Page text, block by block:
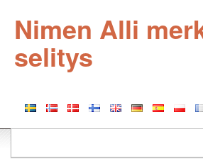
Nimen Alli
selitys